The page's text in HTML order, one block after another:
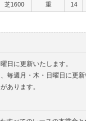
芝1600 重 14
日に更新いたします。
毎週月・木・日曜日に更新
あります。